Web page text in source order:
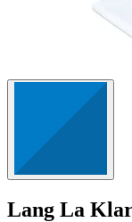
Lang La